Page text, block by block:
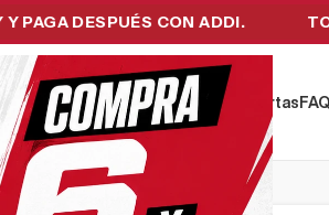
DESPUÉS CON ADDI. TODO
TecnologíaRopa de Hombre Ofertas